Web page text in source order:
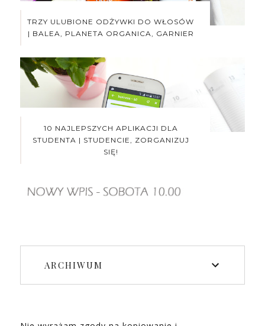
TRZY ULUBIONE ODŻYWKI DO WŁOSÓW
| BALEA, PLANETA ORGANICA, GARNIER
10 NAJLEPSZYCH APLIKACJI DLA
STUDENTA | STUDENCIE, ZORGANIZUJ
SIĘ!
ARCHIWUM